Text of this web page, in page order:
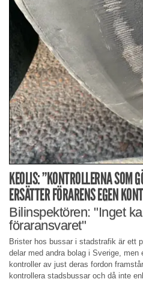
KEOLIS: ”KONTROLLERNA SOM
ERSÄTTER FÖRARENS EGEN
Bilinspektören: "Inget
föraransvaret"
Brister hos bussar i stadstrafik är ett
delar med andra bolag i Sverige, men
kontroller av just deras fordon
kontrollera stadsbussar och då inte